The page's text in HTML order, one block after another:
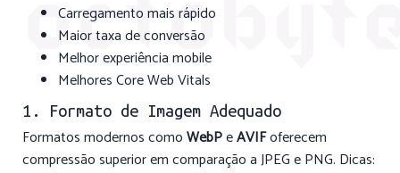
Carregamento mais rápido
Maior taxa de conversão
Melhor experiência mobile
Melhores Core Web Vitals
1. Formato de Imagem Adequado
Formatos modernos comoWebPeAVIFoferecem
compressão superior em comparação a JPEG e PNG. Dicas: